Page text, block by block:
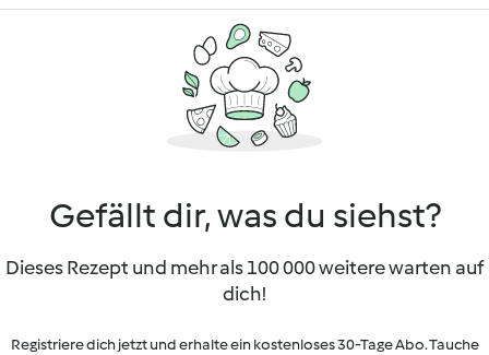
Gefällt dir, was du siehst?
Dieses Rezept und mehr als 100 000 weitere warten auf
dich!
Registriere dich jetzt und erhalte ein kostenloses 30-Tage Abo. Tauche